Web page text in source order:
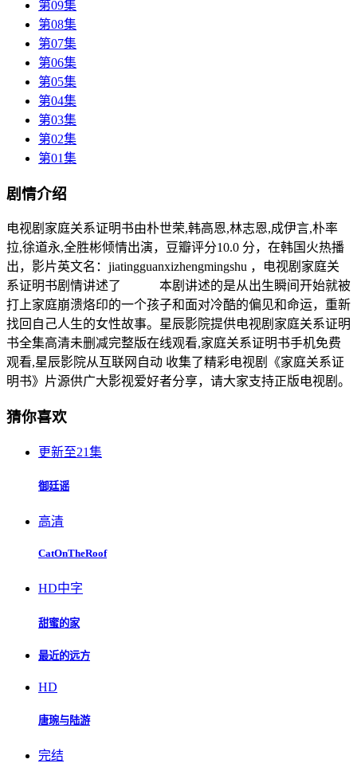
第09集
第08集
第07集
第06集
第05集
第04集
第03集
第02集
第01集
剧情介绍
电视剧家庭关系证明书由朴世荣,韩高恩,林志恩,成伊言,朴率
拉,徐道永,全胜彬倾情出演，豆瓣评分10.0 分，在韩国火热播
出，影片英文名：jiatingguanxizhengmingshu ，电视剧家庭关
系证明书剧情讲述了 本剧讲述的是从出生瞬间开始就被
打上家庭崩溃烙印的一个孩子和面对冷酷的偏见和命运，重新
找回自己人生的女性故事。星辰影院提供电视剧家庭关系证明
书全集高清未删减完整版在线观看,家庭关系证明书手机免费
观看,星辰影院从互联网自动 收集了精彩电视剧《家庭关系证
明书》片源供广大影视爱好者分享，请大家支持正版电视剧。
猜你喜欢
更新至21集
御廷谣
高清
CatOnTheRoof
HD中字
甜蜜的家
最近的远方
HD
唐琬与陆游
完结